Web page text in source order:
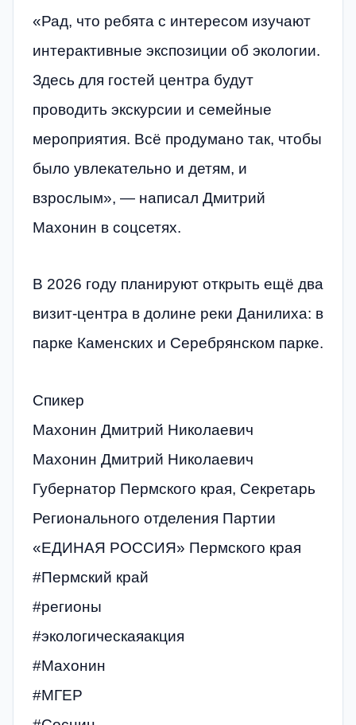
«Рад, что ребята с интересом изучают
интерактивные экспозиции об экологии.
Здесь для гостей центра будут
проводить экскурсии и семейные
мероприятия. Всё продумано так, чтобы
было увлекательно и детям, и
взрослым», — написал Дмитрий
Махонин в соцсетях.
В 2026 году планируют открыть ещё два
визит-центра в долине реки Данилиха: в
парке Каменских и Серебрянском парке.
Спикер
Махонин Дмитрий Николаевич
Махонин Дмитрий Николаевич
Губернатор Пермского края, Секретарь
Регионального отделения Партии
«ЕДИНАЯ РОССИЯ» Пермского края
#Пермский край
#регионы
#экологическаяакция
#Махонин
#‎МГЕР‬